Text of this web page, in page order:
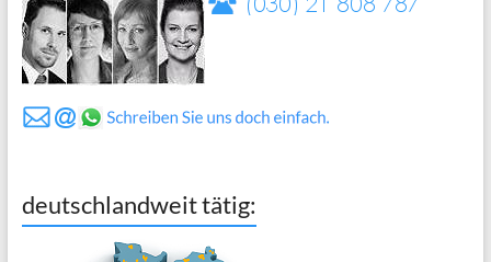
deutschlandweit tätig: